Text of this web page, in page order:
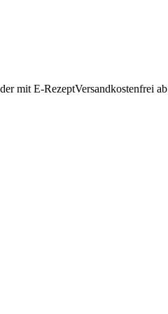
mit E-RezeptVersandkostenfrei